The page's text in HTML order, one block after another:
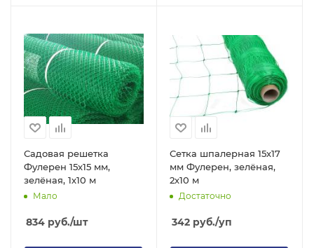
Садовая решетка
Фулерен 15х15 мм,
зелёная, 1х10 м
Мало
834 руб./шт
Сетка шпалерная 15х17
мм Фулерен, зелёная,
2х10 м
Достаточно
342 руб./уп